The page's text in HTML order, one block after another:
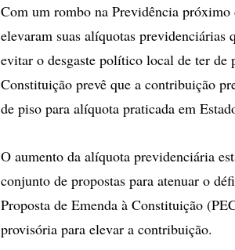
Com um rombo na Previdência
elevaram suas alíquotas previdenciárias
evitar o desgaste político local de ter
Constituição prevê que a contribuição
de piso para alíquota praticada em
O aumento da alíquota previdenciária
conjunto de propostas para atenuar o
Proposta de Emenda à Constituição
provisória para elevar a contribuição.